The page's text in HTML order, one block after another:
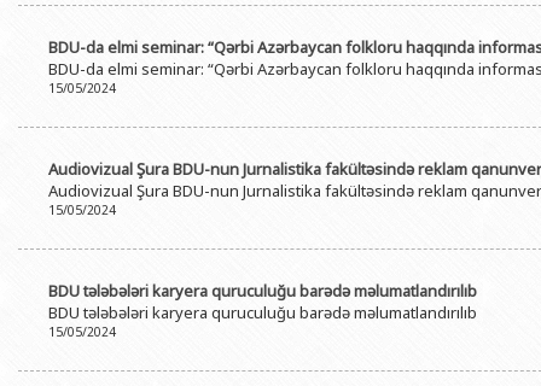
BDU-nun məzunları
BDU-da tədris olunan ixtisaslar
İnsan resursları və hüquq şöbəsi
Keyfiyyətin təminatı, monitorinq
İdman-sağlamlıq Mərkəzi
Geologiya fakültəsi
Beynəlxalq
İnformasiya və
Publik
BDU-da elmi seminar: “Qərbi Azərbaycan folkloru haqqında
BDU-da elmi seminar: “Qərbi Azərbaycan folkloru haqqında
15/05/2024
Audiovizual Şura BDU-nun Jurnalistika fakültəsində reklam
Audiovizual Şura BDU-nun Jurnalistika fakültəsində reklam
15/05/2024
BDU tələbələri karyera quruculuğu barədə məlumatlandırılıb
BDU tələbələri karyera quruculuğu barədə məlumatlandırılıb
15/05/2024